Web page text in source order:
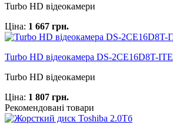
Turbo HD відеокамери
Ціна: 1 667 грн.
Turbo HD відеокамера DS-2CE16D8T-ITE
Turbo HD відеокамери
Ціна: 1 807 грн.
Рекомендовані товари